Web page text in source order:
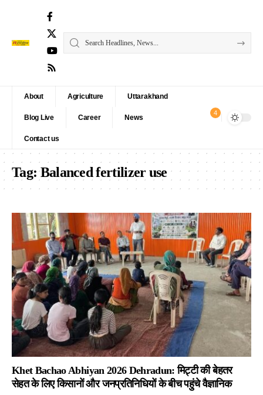
About Agriculture Uttarakhand
Blog Live Career News
Contact us
4
Tag:Balanced fertilizer use
Khet Bachao Abhiyan 2026 Dehradun: मिट्टी की बेहतर
सेहत के लिए किसानों और जनप्रतिनिधियों के बीच पहुंचे वैज्ञानिक